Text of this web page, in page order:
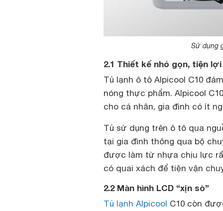
Sử dụng
2.1 Thiết kế nhỏ gọn, tiện lợi
Tủ lạnh ô tô Alpicool C10
nóng thực phẩm. Alpicool
cho cá nhân, gia đình có ít
Tủ sử dụng trên ô tô qua
tại gia đình thông qua bộ
được làm từ nhựa chịu lực
có quai xách để tiện vận
2.2 Màn hình LCD “xịn sò”
Tủ lạnh Alpicool C10 còn